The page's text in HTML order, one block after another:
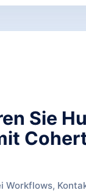
Sie
Workflows,